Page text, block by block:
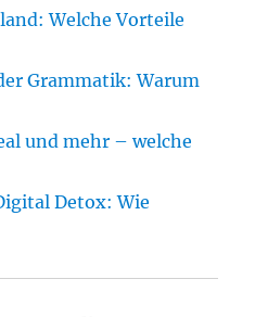
Welche Vorteile
Grammatik: Warum
und mehr – welche
Detox: Wie